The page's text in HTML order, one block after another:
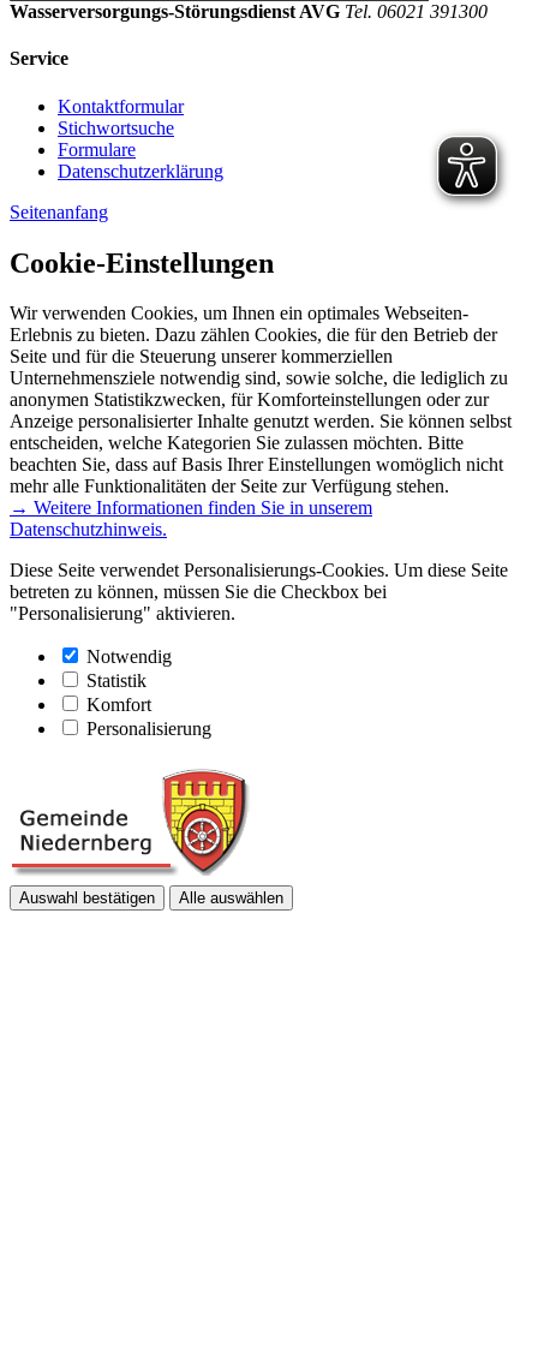
Wasserversorgungs-Störungsdienst AVG Tel. 06021 391300
Service
Kontaktformular
Stichwortsuche
Formulare
Datenschutzerklärung
Seitenanfang
Cookie-Einstellungen
Wir verwenden Cookies, um Ihnen ein optimales Webseiten-
Erlebnis zu bieten. Dazu zählen Cookies, die für den Betrieb der
Seite und für die Steuerung unserer kommerziellen
Unternehmensziele notwendig sind, sowie solche, die lediglich zu
anonymen Statistikzwecken, für Komforteinstellungen oder zur
Anzeige personalisierter Inhalte genutzt werden. Sie können selbst
entscheiden, welche Kategorien Sie zulassen möchten. Bitte
beachten Sie, dass auf Basis Ihrer Einstellungen womöglich nicht
mehr alle Funktionalitäten der Seite zur Verfügung stehen.
→ Weitere Informationen finden Sie in unserem
Datenschutzhinweis.
Diese Seite verwendet Personalisierungs-Cookies. Um diese Seite
betreten zu können, müssen Sie die Checkbox bei
"Personalisierung" aktivieren.
Notwendig
Statistik
Komfort
Personalisierung
Auswahl bestätigen Alle auswählen